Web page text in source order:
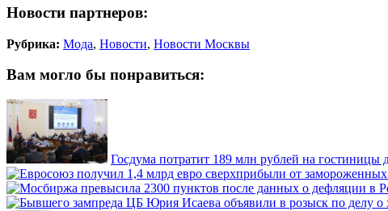
Новости партнеров:
Рубрика: Мода, Новости, Новости Москвы
Вам могло бы понравиться:
Госдума потратит 189 млн рублей на гостиницы